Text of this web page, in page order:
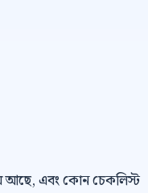
আছে, এবং কোন চেকলিস্ট